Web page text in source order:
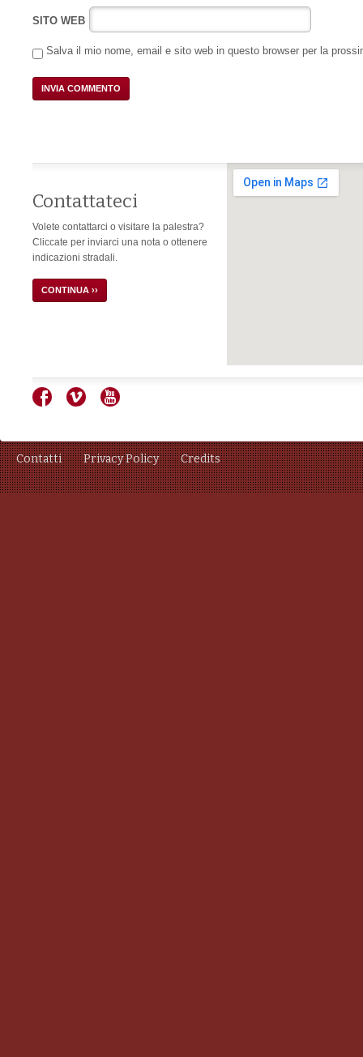
SITO WEB
Salva il mio nome, email e sito web in questo browser per la
Contattateci
Volete contattarci o visitare la palestra?
Cliccate per inviarci una nota o ottenere
indicazioni stradali.
CONTINUA ››
Contatti Privacy Policy Credits